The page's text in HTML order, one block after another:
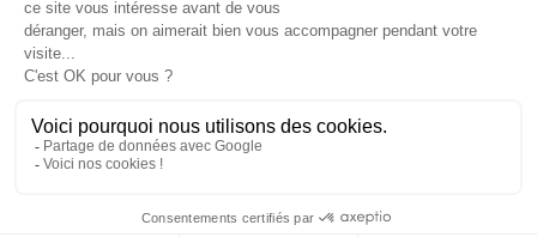
J'accepte les conditions générales et la politique de